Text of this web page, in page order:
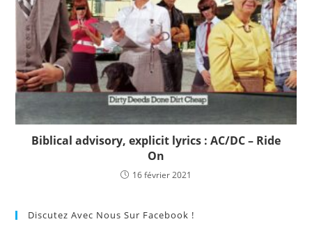
Biblical advisory, explicit lyrics : AC/DC – Ride
On
16 février 2021
Discutez Avec Nous Sur Facebook !